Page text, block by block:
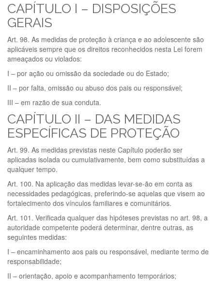
CAPÍTULO I – DISPOSIÇÕES
GERAIS
Art. 98. As medidas de proteção à criança e ao adolescente são
aplicáveis sempre que os direitos reconhecidos nesta Lei forem
ameaçados ou violados:
I – por ação ou omissão da sociedade ou do Estado;
II – por falta, omissão ou abuso dos pais ou responsável;
III – em razão de sua conduta.
CAPÍTULO II – DAS MEDIDAS
ESPECÍFICAS DE PROTEÇÃO
Art. 99. As medidas previstas neste Capítulo poderão ser
aplicadas isolada ou cumulativamente, bem como substituídas a
qualquer tempo.
Art. 100. Na aplicação das medidas levar-se-ão em conta as
necessidades pedagógicas, preferindo-se aquelas que visem ao
fortalecimento dos vínculos familiares e comunitários.
Art. 101. Verificada qualquer das hipóteses previstas no art. 98, a
autoridade competente poderá determinar, dentre outras, as
seguintes medidas:
I – encaminhamento aos pais ou responsável, mediante termo de
responsabilidade;
II – orientação, apoio e acompanhamento temporários;